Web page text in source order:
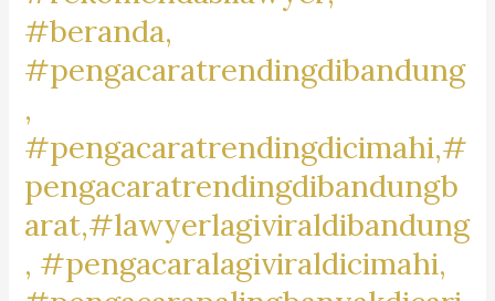
#beranda,
#pengacaratrendingdibandung
,
#pengacaratrendingdicimahi,#
pengacaratrendingdibandungb
arat,#lawyerlagiviraldibandung
, #pengacaralagiviraldicimahi,